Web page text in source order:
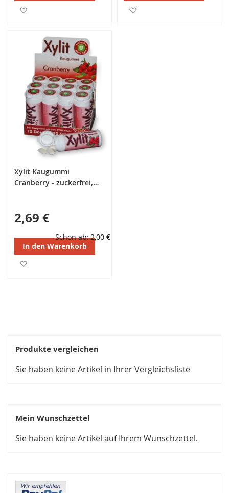
Xylit Kaugummi
Cranberry - zuckerfrei,
2,69 €
Schon ab 2,00 €
In den Warenkorb
Produkte vergleichen
Sie haben keine Artikel in Ihrer Vergleichsliste
Mein Wunschzettel
Sie haben keine Artikel auf Ihrem Wunschzettel.